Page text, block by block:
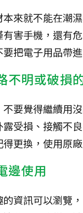
來就不能在潮
害手機，還有
把電子用品帶
不明或破損
要覺得繼續用
受損、接觸不
更換，使用原
邊使用
資訊可以瀏覽